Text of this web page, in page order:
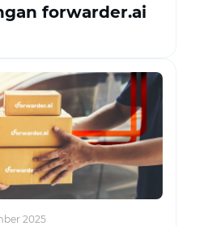
forwarder.ai
2025